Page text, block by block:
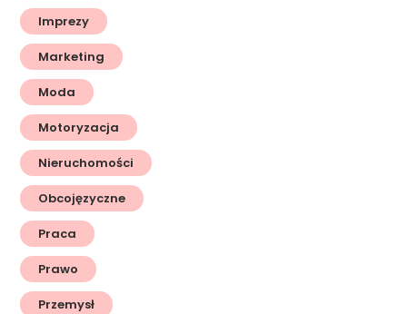
Imprezy
Marketing
Moda
Motoryzacja
Nieruchomości
Obcojęzyczne
Praca
Prawo
Przemysł